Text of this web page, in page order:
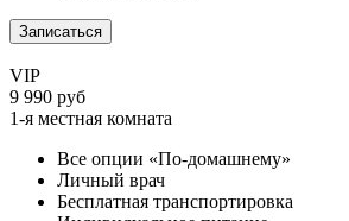
Записаться
VIP
9 990 руб
1-я местная комната
Все опции «По-домашнему»
Личный врач
Бесплатная транспортировка